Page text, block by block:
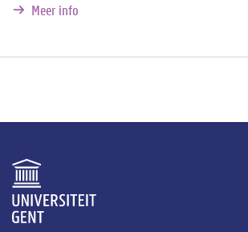
Meer info